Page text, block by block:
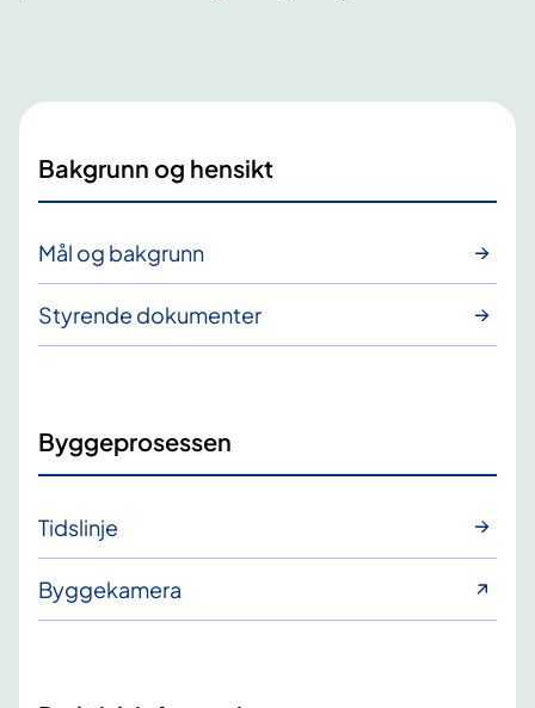
Bakgrunn og hensikt
Mål og bakgrunn
Styrende dokumenter
Byggeprosessen
Tidslinje
Byggekamera